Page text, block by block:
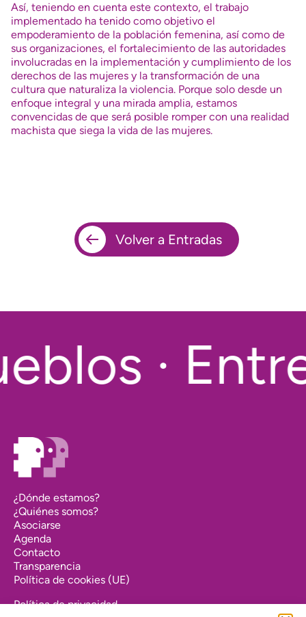
Así, teniendo en cuenta este contexto, el trabajo
implementado ha tenido como objetivo el
empoderamiento de la población femenina, así como de
sus organizaciones, el fortalecimiento de las autoridades
involucradas en la implementación y cumplimiento de los
derechos de las mujeres y la transformación de una
cultura que naturaliza la violencia. Porque solo desde un
enfoque integral y una mirada amplia, estamos
convencidas de que será posible romper con una realidad
machista que siega la vida de las mujeres.
Volver a Entradas
·
¿Dónde estamos?
¿Quiénes somos?
Asociarse
Agenda
Contacto
Transparencia
Política de cookies (UE)
Política de privacidad